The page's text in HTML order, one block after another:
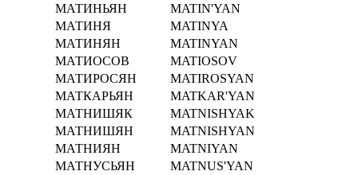
МАТИНЬЯН
MATIN'YAN
МАТИНЯ
MATINYA
МАТИНЯН
MATINYAN
МАТИОСОВ
MATIOSOV
МАТИРОСЯН
MATIROSYAN
МАТКАРЬЯН
MATKAR'YAN
МАТНИШЯК
MATNISHYAK
МАТНИШЯН
MATNISHYAN
МАТНИЯН
MATNIYAN
МАТНУСЬЯН
MATNUS'YAN